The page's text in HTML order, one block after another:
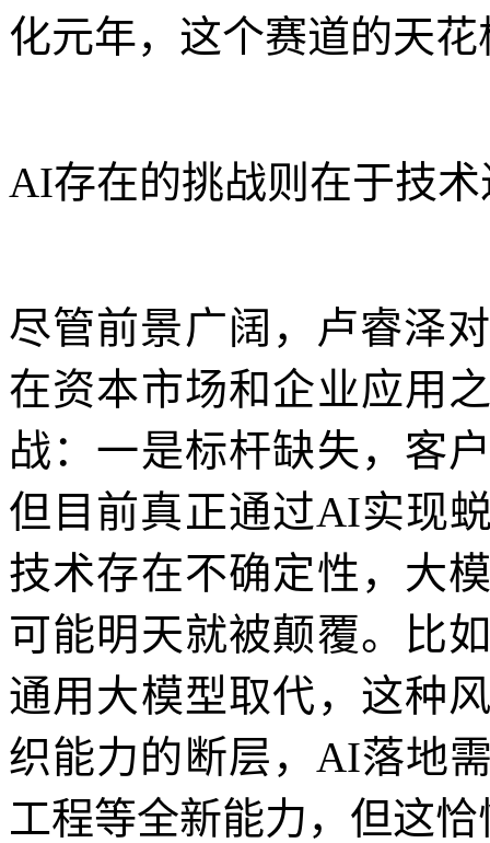
化元年，这个赛道的天花
AI存在的挑战则在于技
尽管前景广阔，卢睿泽
在资本市场和企业应用
战：一是标杆缺失，客
但目前真正通过AI实现
技术存在不确定性，大
可能明天就被颠覆。比
通用大模型取代，这种
织能力的断层，AI落地
工程等全新能力，但这